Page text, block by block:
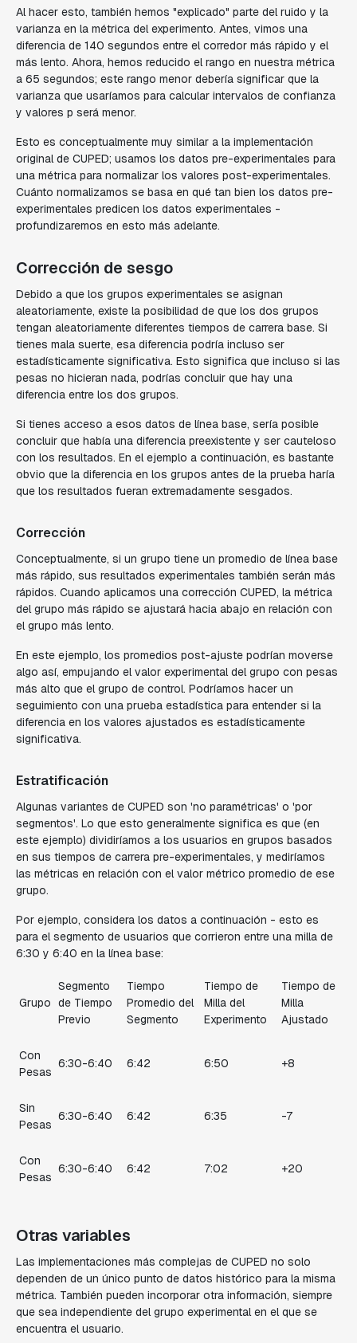
Al hacer esto, también hemos "explicado" parte del ruido y la
varianza en la métrica del experimento. Antes, vimos una
diferencia de 140 segundos entre el corredor más rápido y el
más lento. Ahora, hemos reducido el rango en nuestra métrica
a 65 segundos; este rango menor debería significar que la
varianza que usaríamos para calcular intervalos de confianza
y valores p será menor.
Esto es conceptualmente muy similar a la implementación
original de CUPED; usamos los datos pre-experimentales para
una métrica para normalizar los valores post-experimentales.
Cuánto normalizamos se basa en qué tan bien los datos pre-
experimentales predicen los datos experimentales -
profundizaremos en esto más adelante.
Corrección de sesgo
Debido a que los grupos experimentales se asignan
aleatoriamente, existe la posibilidad de que los dos grupos
tengan aleatoriamente diferentes tiempos de carrera base. Si
tienes mala suerte, esa diferencia podría incluso ser
estadísticamente significativa. Esto significa que incluso si las
pesas no hicieran nada, podrías concluir que hay una
diferencia entre los dos grupos.
Si tienes acceso a esos datos de línea base, sería posible
concluir que había una diferencia preexistente y ser cauteloso
con los resultados. En el ejemplo a continuación, es bastante
obvio que la diferencia en los grupos antes de la prueba haría
que los resultados fueran extremadamente sesgados.
Corrección
Conceptualmente, si un grupo tiene un promedio de línea base
más rápido, sus resultados experimentales también serán más
rápidos. Cuando aplicamos una corrección CUPED, la métrica
del grupo más rápido se ajustará hacia abajo en relación con
el grupo más lento.
En este ejemplo, los promedios post-ajuste podrían moverse
algo así, empujando el valor experimental del grupo con pesas
más alto que el grupo de control. Podríamos hacer un
seguimiento con una prueba estadística para entender si la
diferencia en los valores ajustados es estadísticamente
significativa.
Estratificación
Algunas variantes de CUPED son 'no paramétricas' o 'por
segmentos'. Lo que esto generalmente significa es que (en
este ejemplo) dividiríamos a los usuarios en grupos basados
en sus tiempos de carrera pre-experimentales, y mediríamos
las métricas en relación con el valor métrico promedio de ese
grupo.
Por ejemplo, considera los datos a continuación - esto es
para el segmento de usuarios que corrieron entre una milla de
6:30 y 6:40 en la línea base:
Grupo
Segmento
de Tiempo
Previo
Tiempo
Promedio del
Segmento
Tiempo de
Milla del
Experimento
Tiempo de
Milla
Ajustado
Con
Pesas
6:30-6:40 6:42 6:50 +8
Sin
Pesas
6:30-6:40 6:42 6:35 -7
Con
Pesas
6:30-6:40 6:42 7:02 +20
Otras variables
Las implementaciones más complejas de CUPED no solo
dependen de un único punto de datos histórico para la misma
métrica. También pueden incorporar otra información, siempre
que sea independiente del grupo experimental en el que se
encuentra el usuario.